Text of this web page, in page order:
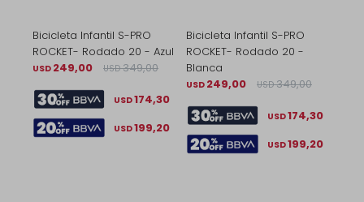
Bicicleta Infantil S-PRO
ROCKET- Rodado 20 - Azul
USD 249,00 USD 349,00
USD174,30
USD199,20
Bicicleta Infantil S-PRO
ROCKET- Rodado 20 -
Blanca
USD 249,00 USD 349,00
USD174,30
USD199,20